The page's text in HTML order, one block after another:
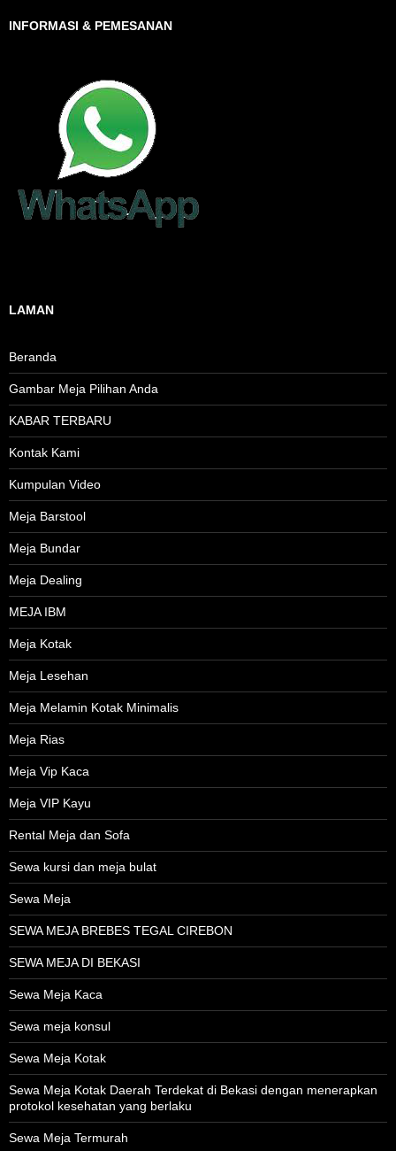
INFORMASI & PEMESANAN
LAMAN
Beranda
Gambar Meja Pilihan Anda
KABAR TERBARU
Kontak Kami
Kumpulan Video
Meja Barstool
Meja Bundar
Meja Dealing
MEJA IBM
Meja Kotak
Meja Lesehan
Meja Melamin Kotak Minimalis
Meja Rias
Meja Vip Kaca
Meja VIP Kayu
Rental Meja dan Sofa
Sewa kursi dan meja bulat
Sewa Meja
SEWA MEJA BREBES TEGAL CIREBON
SEWA MEJA DI BEKASI
Sewa Meja Kaca
Sewa meja konsul
Sewa Meja Kotak
Sewa Meja Kotak Daerah Terdekat di Bekasi dengan menerapkan
protokol kesehatan yang berlaku
Sewa Meja Termurah